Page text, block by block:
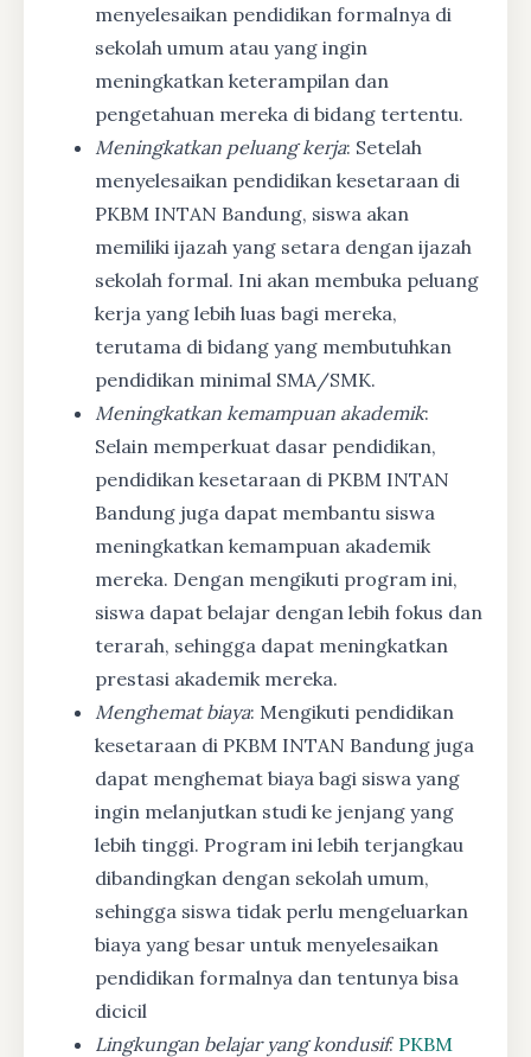
menyelesaikan pendidikan formalnya di
sekolah umum atau yang ingin
meningkatkan keterampilan dan
pengetahuan mereka di bidang tertentu.
Meningkatkan peluang kerja: Setelah
menyelesaikan pendidikan kesetaraan di
PKBM INTAN Bandung, siswa akan
memiliki ijazah yang setara dengan ijazah
sekolah formal. Ini akan membuka peluang
kerja yang lebih luas bagi mereka,
terutama di bidang yang membutuhkan
pendidikan minimal SMA/SMK.
Meningkatkan kemampuan akademik:
Selain memperkuat dasar pendidikan,
pendidikan kesetaraan di PKBM INTAN
Bandung juga dapat membantu siswa
meningkatkan kemampuan akademik
mereka. Dengan mengikuti program ini,
siswa dapat belajar dengan lebih fokus dan
terarah, sehingga dapat meningkatkan
prestasi akademik mereka.
Menghemat biaya: Mengikuti pendidikan
kesetaraan di PKBM INTAN Bandung juga
dapat menghemat biaya bagi siswa yang
ingin melanjutkan studi ke jenjang yang
lebih tinggi. Program ini lebih terjangkau
dibandingkan dengan sekolah umum,
sehingga siswa tidak perlu mengeluarkan
biaya yang besar untuk menyelesaikan
pendidikan formalnya dan tentunya bisa
dicicil
Lingkungan belajar yang kondusif: PKBM